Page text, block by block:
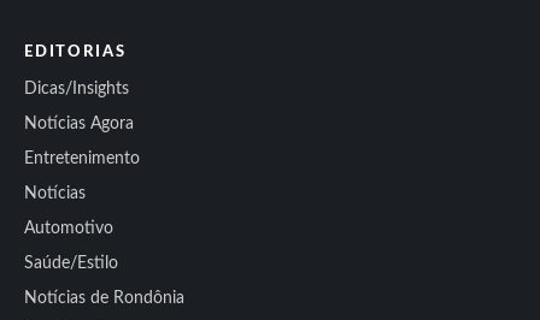
EDITORIAS
Dicas/Insights
Notícias Agora
Entretenimento
Notícias
Automotivo
Saúde/Estilo
Notícias de Rondônia